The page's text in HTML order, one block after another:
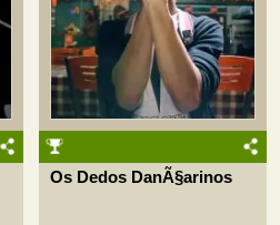
Os Dedos DanÃ§arinos